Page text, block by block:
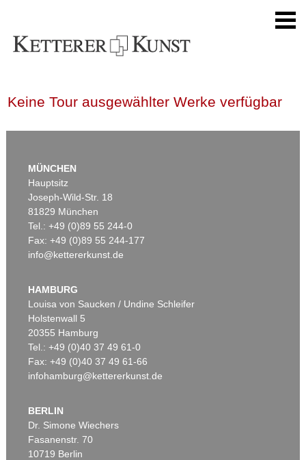
Keine Tour ausgewählter Werke verfügbar
MÜNCHEN
Hauptsitz
Joseph-Wild-Str. 18
81829 München
Tel.: +49 (0)89 55 244-0
Fax: +49 (0)89 55 244-177
info@kettererkunst.de
HAMBURG
Louisa von Saucken / Undine Schleifer
Holstenwall 5
20355 Hamburg
Tel.: +49 (0)40 37 49 61-0
Fax: +49 (0)40 37 49 61-66
infohamburg@kettererkunst.de
BERLIN
Dr. Simone Wiechers
Fasanenstr. 70
10719 Berlin